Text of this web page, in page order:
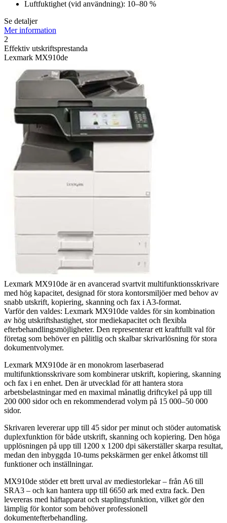
Luftfuktighet (vid användning): 10–80 %
Se detaljer
Mer information
2
Effektiv utskriftsprestanda
Lexmark MX910de
Lexmark MX910de är en avancerad svartvit multifunktionsskrivare
med hög kapacitet, designad för stora kontorsmiljöer med behov av
snabb utskrift, kopiering, skanning och fax i A3-format.
Varför den valdes: Lexmark MX910de valdes för sin kombination
av hög utskriftshastighet, stor mediekapacitet och flexibla
efterbehandlingsmöjligheter. Den representerar ett kraftfullt val för
företag som behöver en pålitlig och skalbar skrivarlösning för stora
dokumentvolymer.
Lexmark MX910de är en monokrom laserbaserad
multifunktionsskrivare som kombinerar utskrift, kopiering, skanning
och fax i en enhet. Den är utvecklad för att hantera stora
arbetsbelastningar med en maximal månatlig driftcykel på upp till
200 000 sidor och en rekommenderad volym på 15 000–50 000
sidor.
Skrivaren levererar upp till 45 sidor per minut och stöder automatisk
duplexfunktion för både utskrift, skanning och kopiering. Den höga
upplösningen på upp till 1200 x 1200 dpi säkerställer skarpa resultat,
medan den inbyggda 10-tums pekskärmen ger enkel åtkomst till
funktioner och inställningar.
MX910de stöder ett brett urval av mediestorlekar – från A6 till
SRA3 – och kan hantera upp till 6650 ark med extra fack. Den
levereras med häftapparat och staplingsfunktion, vilket gör den
lämplig för kontor som behöver professionell
dokumentefterbehandling.